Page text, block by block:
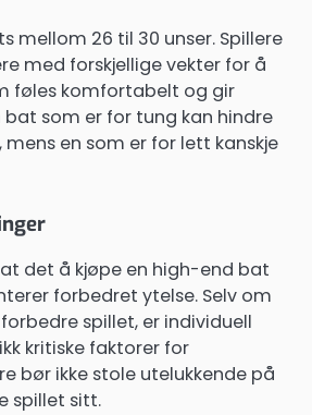
mellom 26 til 30 unser. Spillere
med forskjellige vekter for å
føles komfortabelt og gir
bat som er for tung kan hindre
en som er for lett kanskje
det å kjøpe en high-end bat
forbedret ytelse. Selv om
spillet, er individuell
kritiske faktorer for
bør ikke stole utelukkende på
spillet sitt.